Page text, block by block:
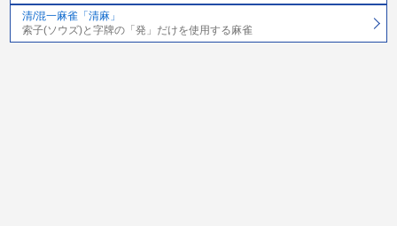
清/混一麻雀「清麻」
索子(ソウズ)と字牌の「発」だけを使用する麻雀